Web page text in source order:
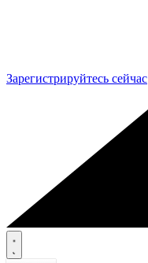
Зарегистрируйтесь сейчас